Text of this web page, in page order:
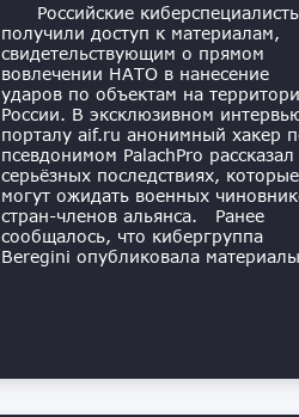
Российские
получили доступ к материалам,
свидетельствующим о прямом
вовлечении НАТО в нанесение
ударов по объектам на
России. В эксклюзивном
порталу aif.ru анонимный хакер
псевдонимом PalachPro рассказал
серьёзных последствиях, которые
могут ожидать военных
стран-членов альянса. Ранее
сообщалось, что кибергруппа
Beregini опубликовала